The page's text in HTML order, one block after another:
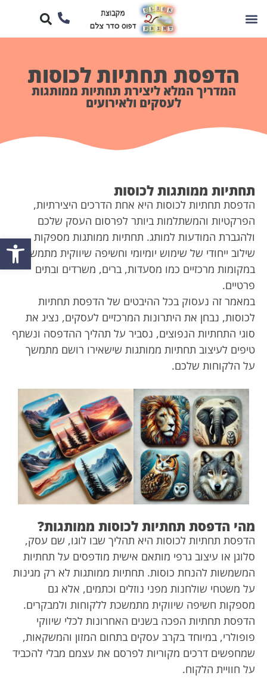
פתח
הדפסת תחתיות לכוסות
המדריך המלא ליצירת תחתיות ממותגות
לעסקים ולאירועים
תחתיות ממותגות לכוסות
הדפסת תחתיות לכוסות היא אחת הדרכים היצירתיות,
הפרקטיות והמשתלמות ביותר לפרסום העסק שלכם
ולהגברת המודעות למותג. תחתיות ממותגות מספקות
שילוב ייחודי של שימוש יומיומי וחשיפה שיווקית מתמשכת
במקומות מרכזיים כמו מסעדות, ברים, משרדים ובתים
פרטיים.
במאמר זה נעסוק בכל ההיבטים של הדפסת תחתיות
לכוסות, נבחן את היתרונות המרכזיים לעסקים, נציג את
סוגי התחתיות הנפוצים, נסביר על תהליך ההדפסה ונשתף
טיפים לעיצוב תחתיות ממותגות שישאירו רושם מתמשך
על הלקוחות שלכם.
מהי הדפסת תחתיות לכוסות ממותגות?
הדפסת תחתיות לכוסות היא תהליך שבו לוגו, שם עסק,
סלוגן או עיצוב גרפי מותאם אישית מודפסים על תחתיות
המשמשות להנחת כוסות. תחתיות ממותגות לא רק מגינות
על משטחי שולחנות מפני נוזלים וכתמים, אלא גם
מספקות חשיפה שיווקית מתמשכת ללקוחות ולמבקרים.
הדפסת תחתיות הפכה בשנים האחרונות לכלי שיווקי
פופולרי, במיוחד בקרב עסקים בתחום המזון והמשקאות,
שמחפשים דרכים מקוריות לפרסם את עצמם מבלי להכביד
על חוויית הלקוח.